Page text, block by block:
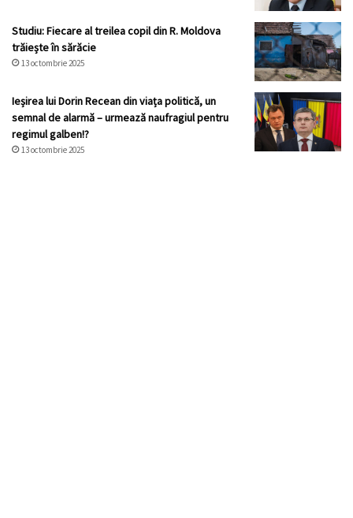
Studiu: Fiecare al treilea copil din R. Moldova
trăiește în sărăcie
13 octombrie 2025
Ieșirea lui Dorin Recean din viața politică, un
semnal de alarmă – urmează naufragiul pentru
regimul galben!?
13 octombrie 2025